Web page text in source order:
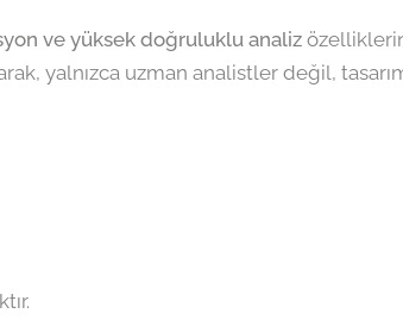
ve yüksek doğruluklu analiz
yalnızca uzman analistler değil,